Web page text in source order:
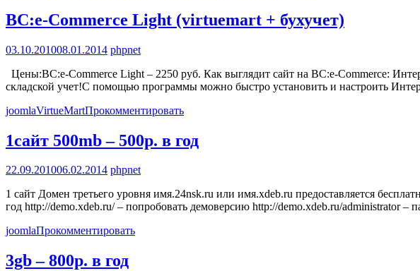
ВС:e-Commerce Light (virtuemart + бухучет)
03.10.201008.01.2014 phpnet
Цены:ВС:e-Commerce Light – 2250 руб. Как выглядит сайт на ВС:e-Commerce:
складской учет!С помощью программы можно быстро установить и настроить
joomlaVirtueMartПрокомментировать
1сайт 500mb – 500р. в год
22.09.201006.02.2014 phpnet
1 сайт Домен третьего уровня имя.24nsk.ru или имя.xdeb.ru предоставляется
год http://demo.xdeb.ru/ – попробовать демоверсию http://demo.xdeb.ru/administrator –
joomlaПрокомментировать
3gb – 800р. в год